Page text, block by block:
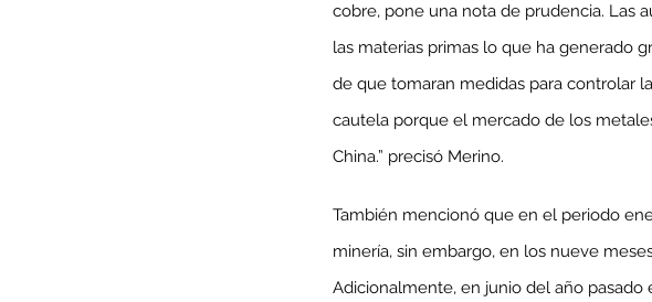
Minería del cobre enfrenta
menor producción mientras
operaciones avanzan en
inversión y eficiencia
cobre, pone una nota de prudencia. Las
las materias primas lo que ha generado
de que tomaran medidas para controlar
cautela porque el mercado de los
China.” precisó Merino.
También mencionó que en el periodo
minería, sin embargo, en los nueve
Adicionalmente, en junio del año pasado